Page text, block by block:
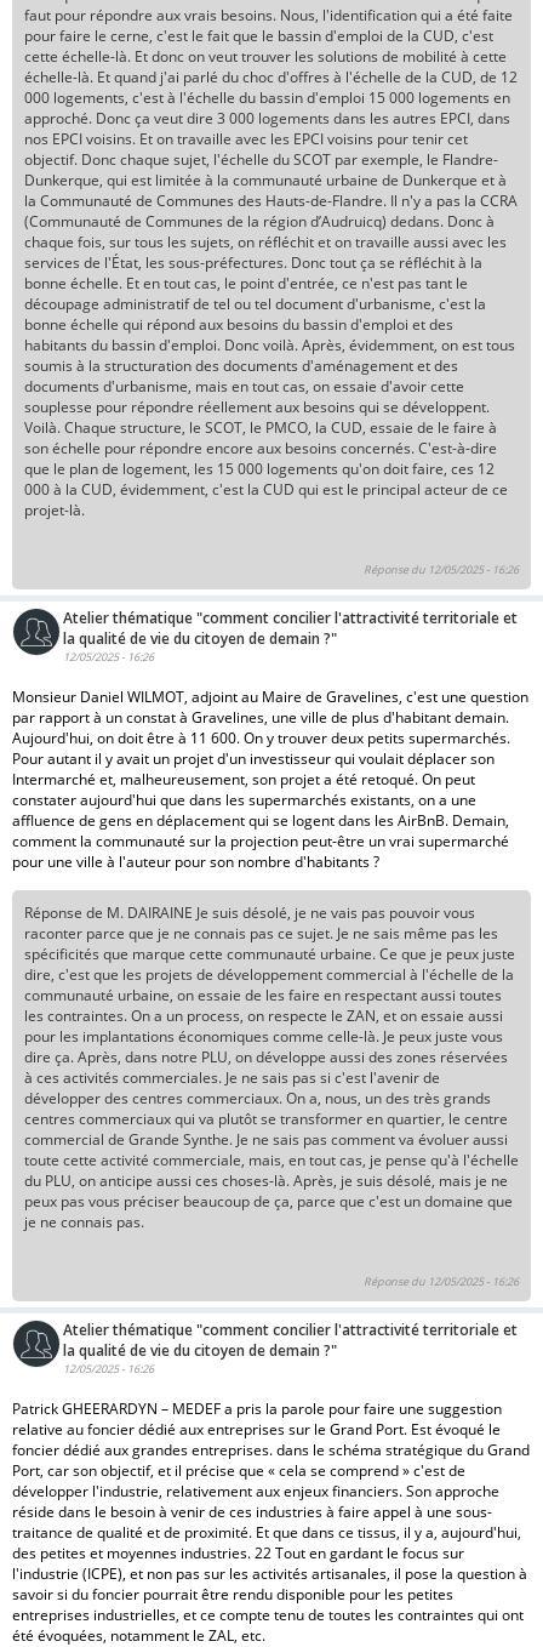
faut pour répondre aux vrais besoins. Nous, l'identification qui a été faite
pour faire le cerne, c'est le fait que le bassin d'emploi de la CUD, c'est
cette échelle-là. Et donc on veut trouver les solutions de mobilité à cette
échelle-là. Et quand j'ai parlé du choc d'offres à l'échelle de la CUD, de 12
000 logements, c'est à l'échelle du bassin d'emploi 15 000 logements en
approché. Donc ça veut dire 3 000 logements dans les autres EPCI, dans
nos EPCI voisins. Et on travaille avec les EPCI voisins pour tenir cet
objectif. Donc chaque sujet, l'échelle du SCOT par exemple, le Flandre-
Dunkerque, qui est limitée à la communauté urbaine de Dunkerque et à
la Communauté de Communes des Hauts-de-Flandre. Il n'y a pas la CCRA
(Communauté de Communes de la région d’Audruicq) dedans. Donc à
chaque fois, sur tous les sujets, on réfléchit et on travaille aussi avec les
services de l'État, les sous-préfectures. Donc tout ça se réfléchit à la
bonne échelle. Et en tout cas, le point d'entrée, ce n'est pas tant le
découpage administratif de tel ou tel document d'urbanisme, c'est la
bonne échelle qui répond aux besoins du bassin d'emploi et des
habitants du bassin d'emploi. Donc voilà. Après, évidemment, on est tous
soumis à la structuration des documents d'aménagement et des
documents d'urbanisme, mais en tout cas, on essaie d'avoir cette
souplesse pour répondre réellement aux besoins qui se développent.
Voilà. Chaque structure, le SCOT, le PMCO, la CUD, essaie de le faire à
son échelle pour répondre encore aux besoins concernés. C'est-à-dire
que le plan de logement, les 15 000 logements qu'on doit faire, ces 12
000 à la CUD, évidemment, c'est la CUD qui est le principal acteur de ce
projet-là.
Réponse du 12/05/2025 - 16:26
Atelier thématique "comment concilier l'attractivité territoriale et
la qualité de vie du citoyen de demain ?"
12/05/2025 - 16:26
Monsieur Daniel WILMOT, adjoint au Maire de Gravelines, c'est une question
par rapport à un constat à Gravelines, une ville de plus d'habitant demain.
Aujourd'hui, on doit être à 11 600. On y trouver deux petits supermarchés.
Pour autant il y avait un projet d'un investisseur qui voulait déplacer son
Intermarché et, malheureusement, son projet a été retoqué. On peut
constater aujourd'hui que dans les supermarchés existants, on a une
affluence de gens en déplacement qui se logent dans les AirBnB. Demain,
comment la communauté sur la projection peut-être un vrai supermarché
pour une ville à l'auteur pour son nombre d'habitants ?
Réponse de M. DAIRAINE Je suis désolé, je ne vais pas pouvoir vous
raconter parce que je ne connais pas ce sujet. Je ne sais même pas les
spécificités que marque cette communauté urbaine. Ce que je peux juste
dire, c'est que les projets de développement commercial à l'échelle de la
communauté urbaine, on essaie de les faire en respectant aussi toutes
les contraintes. On a un process, on respecte le ZAN, et on essaie aussi
pour les implantations économiques comme celle-là. Je peux juste vous
dire ça. Après, dans notre PLU, on développe aussi des zones réservées
à ces activités commerciales. Je ne sais pas si c'est l'avenir de
développer des centres commerciaux. On a, nous, un des très grands
centres commerciaux qui va plutôt se transformer en quartier, le centre
commercial de Grande Synthe. Je ne sais pas comment va évoluer aussi
toute cette activité commerciale, mais, en tout cas, je pense qu'à l'échelle
du PLU, on anticipe aussi ces choses-là. Après, je suis désolé, mais je ne
peux pas vous préciser beaucoup de ça, parce que c'est un domaine que
je ne connais pas.
Réponse du 12/05/2025 - 16:26
Atelier thématique "comment concilier l'attractivité territoriale et
la qualité de vie du citoyen de demain ?"
12/05/2025 - 16:26
Patrick GHEERARDYN – MEDEF a pris la parole pour faire une suggestion
relative au foncier dédié aux entreprises sur le Grand Port. Est évoqué le
foncier dédié aux grandes entreprises. dans le schéma stratégique du Grand
Port, car son objectif, et il précise que « cela se comprend » c'est de
développer l'industrie, relativement aux enjeux financiers. Son approche
réside dans le besoin à venir de ces industries à faire appel à une sous-
traitance de qualité et de proximité. Et que dans ce tissus, il y a, aujourd'hui,
des petites et moyennes industries. 22 Tout en gardant le focus sur
l'industrie (ICPE), et non pas sur les activités artisanales, il pose la question à
savoir si du foncier pourrait être rendu disponible pour les petites
entreprises industrielles, et ce compte tenu de toutes les contraintes qui ont
été évoquées, notamment le ZAL, etc.